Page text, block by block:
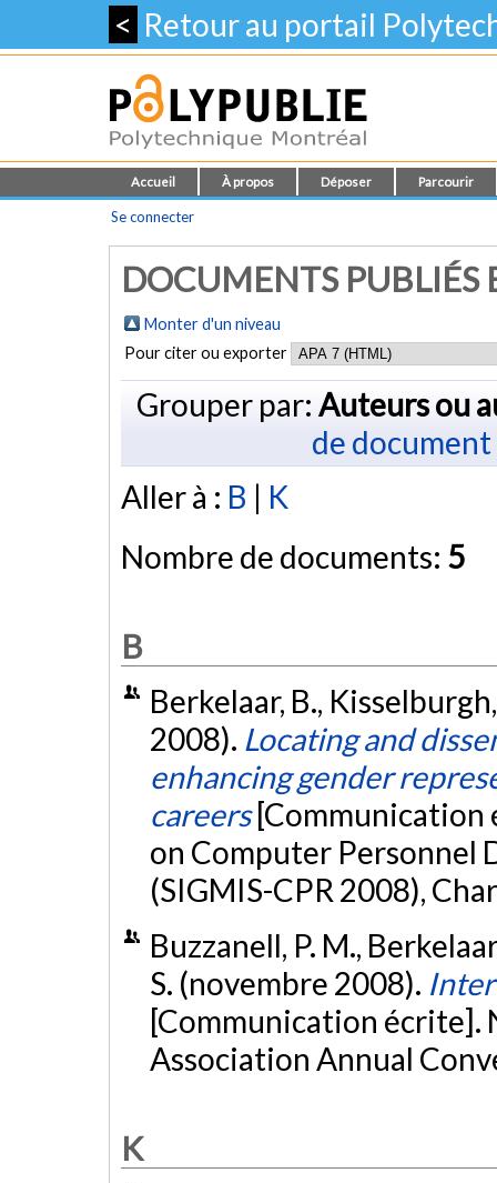
< Retour au portail
Accueil À propos Déposer Parcourir
Se connecter
DOCUMENTS PUBLIÉS
Monter d'un niveau
Pour citer ou exporter
Grouper par: Auteurs ou
de document
Aller à : B | K
Nombre de documents: 5
B
Berkelaar, B.,
2008). Locating and
enhancing gender
careers [Communication
on Computer Personnel
(SIGMIS-CPR 2008),
Buzzanell, P. M.,
S. (novembre 2008).
[Communication écrite].
Association Annual
K